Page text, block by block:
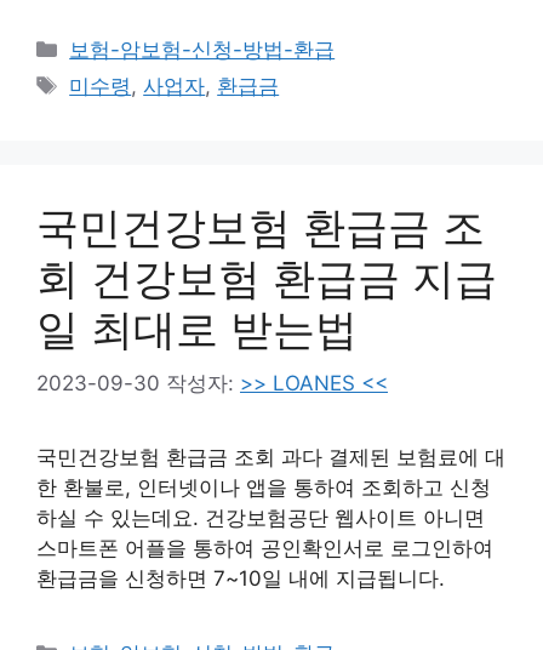
카
테
보험-암보험-신청-방법-환급
태
미수령,사업자, 환급금
국민건강보험 환급금 조
회 건강보험 환급금 지급
일 최대로 받는법
2023-09-30 작성자: >> LOANES <<
국민건강보험 환급금 조회 과다 결제된 보험료에 대
한 환불로, 인터넷이나 앱을 통하여 조회하고 신청
하실 수 있는데요. 건강보험공단 웹사이트 아니면
스마트폰 어플을 통하여 공인확인서로 로그인하여
환급금을 신청하면 7~10일 내에 지급됩니다.